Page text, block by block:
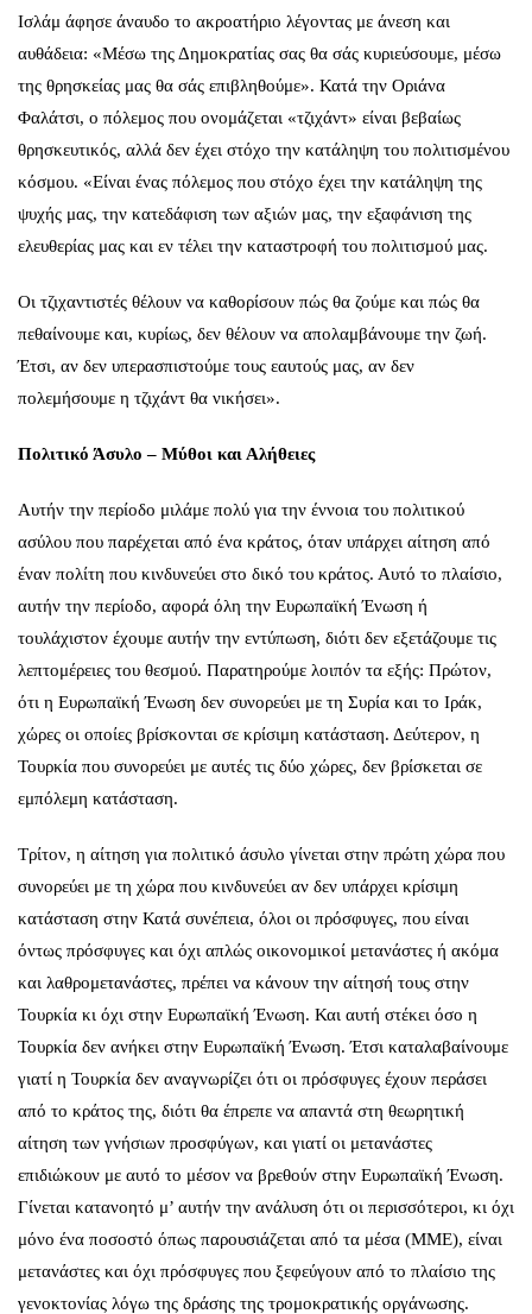
Ισλάμ άφησε άναυδο το ακροατήριο λέγοντας με άνεση και
αυθάδεια: «Μέσω της Δημοκρατίας σας θα σάς κυριεύσουμε, μέσω
της θρησκείας μας θα σάς επιβληθούμε». Κατά την Οριάνα
Φαλάτσι, ο πόλεμος που ονομάζεται «τζιχάντ» είναι βεβαίως
θρησκευτικός, αλλά δεν έχει στόχο την κατάληψη του πολιτισμένου
κόσμου. «Είναι ένας πόλεμος που στόχο έχει την κατάληψη της
ψυχής μας, την κατεδάφιση των αξιών μας, την εξαφάνιση της
ελευθερίας μας και εν τέλει την καταστροφή του πολιτισμού μας.
Οι τζιχαντιστές θέλουν να καθορίσουν πώς θα ζούμε και πώς θα
πεθαίνουμε και, κυρίως, δεν θέλουν να απολαμβάνουμε την ζωή.
Έτσι, αν δεν υπερασπιστούμε τους εαυτούς μας, αν δεν
πολεμήσουμε η τζιχάντ θα νικήσει».
Πολιτικό Άσυλο – Μύθοι και Αλήθειες
Αυτήν την περίοδο μιλάμε πολύ για την έννοια του πολιτικού
ασύλου που παρέχεται από ένα κράτος, όταν υπάρχει αίτηση από
έναν πολίτη που κινδυνεύει στο δικό του κράτος. Αυτό το πλαίσιο,
αυτήν την περίοδο, αφορά όλη την Ευρωπαϊκή Ένωση ή
τουλάχιστον έχουμε αυτήν την εντύπωση, διότι δεν εξετάζουμε τις
λεπτομέρειες του θεσμού. Παρατηρούμε λοιπόν τα εξής: Πρώτον,
ότι η Ευρωπαϊκή Ένωση δεν συνορεύει με τη Συρία και το Ιράκ,
χώρες οι οποίες βρίσκονται σε κρίσιμη κατάσταση. Δεύτερον, η
Τουρκία που συνορεύει με αυτές τις δύο χώρες, δεν βρίσκεται σε
εμπόλεμη κατάσταση.
Τρίτον, η αίτηση για πολιτικό άσυλο γίνεται στην πρώτη χώρα που
συνορεύει με τη χώρα που κινδυνεύει αν δεν υπάρχει κρίσιμη
κατάσταση στην Κατά συνέπεια, όλοι οι πρόσφυγες, που είναι
όντως πρόσφυγες και όχι απλώς οικονομικοί μετανάστες ή ακόμα
και λαθρομετανάστες, πρέπει να κάνουν την αίτησή τους στην
Τουρκία κι όχι στην Ευρωπαϊκή Ένωση. Και αυτή στέκει όσο η
Τουρκία δεν ανήκει στην Ευρωπαϊκή Ένωση. Έτσι καταλαβαίνουμε
γιατί η Τουρκία δεν αναγνωρίζει ότι οι πρόσφυγες έχουν περάσει
από το κράτος της, διότι θα έπρεπε να απαντά στη θεωρητική
αίτηση των γνήσιων προσφύγων, και γιατί οι μετανάστες
επιδιώκουν με αυτό το μέσον να βρεθούν στην Ευρωπαϊκή Ένωση.
Γίνεται κατανοητό μ’ αυτήν την ανάλυση ότι οι περισσότεροι, κι όχι
μόνο ένα ποσοστό όπως παρουσιάζεται από τα μέσα (ΜΜΕ), είναι
μετανάστες και όχι πρόσφυγες που ξεφεύγουν από το πλαίσιο της
γενοκτονίας λόγω της δράσης της τρομοκρατικής οργάνωσης.